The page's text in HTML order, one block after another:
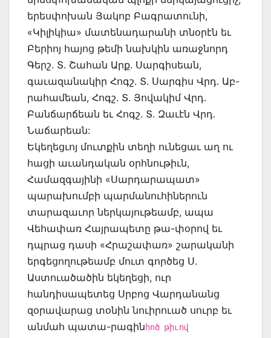
երեսփոխան Յակոբ Բագրատունի,
«Կիլիկիա» մատենադարանի տնօրէն եւ
Բերիոյ հայոց թեմի նախկին առաջնորդ
Գերշ. Տ. Շահան Արք. Սարգիսեան,
գաւազանակիր Հոգշ. Տ. Սարգիս Վրդ. Աբ-
րահամեան, Հոգշ. Տ. Յովակիմ Վրդ.
Բանճարճեան եւ Հոգշ. Տ. Զաւէն Վրդ.
Նաճարեան:
Եկեղեցւոյ մուտքին տեղի ունեցաւ աղ ու
հացի աւանդական օրհնութիւն,
Համազգայինի «Սարդարապատ»
պարախումբի պարմանուհիներուն
տարազաւոր ներկայութեամբ, ապա
Վեհափառ Հայրապետը թա-փօրով եւ
դպրաց դասի «Հրաշափառ» շարականի
երգեցողութեամբ մուտ գործեց Ս.
Աստուածածին եկեղեցի, ուր
հանդիսապետեց Սրբոց Վարդանանց
զօրավարաց տօնին նուիրուած սուրբ եւ
անմահ պատա-րագինհոծ թիւով